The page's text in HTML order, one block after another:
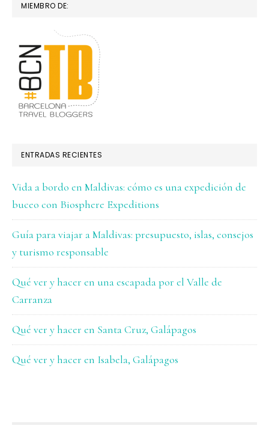
MIEMBRO DE:
ENTRADAS RECIENTES
Vida a bordo en Maldivas: cómo es una expedición de
buceo con Biosphere Expeditions
Guía para viajar a Maldivas: presupuesto, islas, consejos
y turismo responsable
Qué ver y hacer en una escapada por el Valle de
Carranza
Qué ver y hacer en Santa Cruz, Galápagos
Qué ver y hacer en Isabela, Galápagos